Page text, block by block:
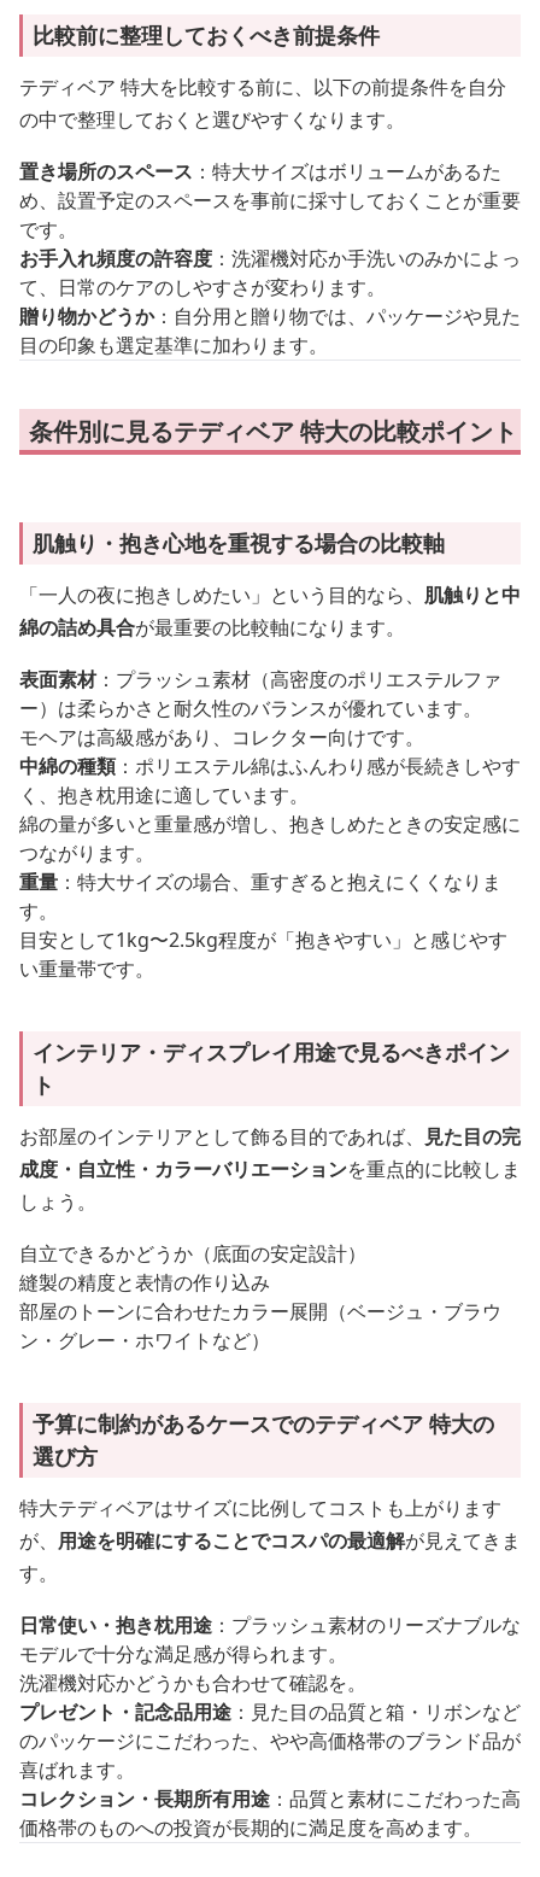
比較前に整理しておくべき前提条件
テディベア 特大を比較する前に、以下の前提条件を自分
の中で整理しておくと選びやすくなります。
置き場所のスペース ：特大サイズはボリュームがあるた
め、設置予定のスペースを事前に採寸しておくことが重要
です。
お手入れ頻度の許容度 ：洗濯機対応か手洗いのみかによっ
て、日常のケアのしやすさが変わります。
贈り物かどうか：自分用と贈り物では、パッケージや見た
目の印象も選定基準に加わります。
条件別に見るテディベア 特大の比較ポイント
肌触り・抱き心地を重視する場合の比較軸
「一人の夜に抱きしめたい」という目的なら、 肌触りと中
綿の詰め具合が最重要の比較軸になります。
表面素材：プラッシュ素材（高密度のポリエステルファ
ー）は柔らかさと耐久性のバランスが優れています。
モヘアは高級感があり、コレクター向けです。
中綿の種類：ポリエステル綿はふんわり感が長続きしやす
く、抱き枕用途に適しています。
綿の量が多いと重量感が増し、抱きしめたときの安定感に
つながります。
重量 ：特大サイズの場合、重すぎると抱えにくくなりま
す。
目安として1kg〜2.5kg程度が「抱きやすい」と感じやす
い重量帯です。
インテリア・ディスプレイ用途で見るべきポイン
ト
お部屋のインテリアとして飾る目的であれば、
見た目の完
成度・自立性・カラーバリエーションを重点的に比較しま
しょう。
自立できるかどうか（底面の安定設計）
縫製の精度と表情の作り込み
部屋のトーンに合わせたカラー展開（ベージュ・ブラウ
ン・グレー・ホワイトなど）
予算に制約があるケースでのテディベア 特大の
選び方
特大テディベアはサイズに比例してコストも上がります
が、 用途を明確にすることでコスパの最適解が見えてきま
す。
日常使い・抱き枕用途 ：プラッシュ素材のリーズナブルな
モデルで十分な満足感が得られます。
洗濯機対応かどうかも合わせて確認を。
プレゼント・記念品用途 ：見た目の品質と箱・リボンなど
のパッケージにこだわった、やや高価格帯のブランド品が
喜ばれます。
コレクション・長期所有用途 ：品質と素材にこだわった高
価格帯のものへの投資が長期的に満足度を高めます。